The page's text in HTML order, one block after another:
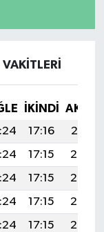
İKINDI
17:16
20:37
17:15
20:36
17:15
20:35
17:15
20:34
17:15
20:33